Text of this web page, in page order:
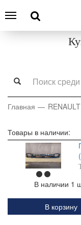
Главная RENAULT
Товары в наличии:
В наличии 1
В корзину